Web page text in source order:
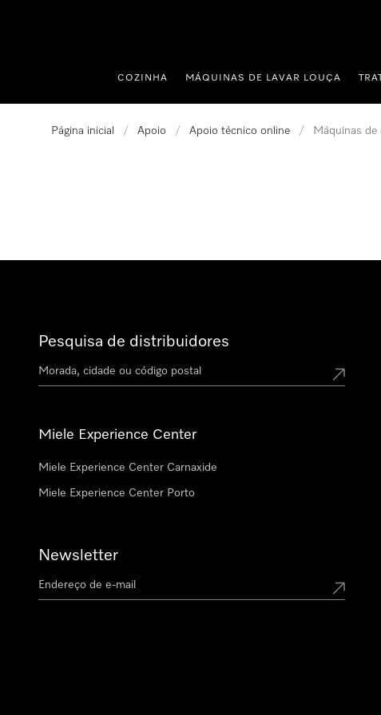
COZINHA MÁQUINAS DE LAVAR LOUÇA
Página inicial / Apoio / Apoio técnico online / Máquinas de
Pesquisa de distribuidores
Miele Experience Center
Miele Experience Center Carnaxide
Miele Experience Center Porto
Newsletter